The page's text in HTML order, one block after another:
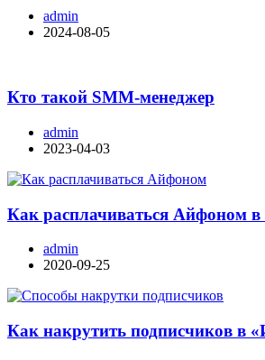
admin
2024-08-05
Кто такой SMM-менеджер
admin
2023-04-03
Как расплачиваться Айфоном в
admin
2020-09-25
Как накрутить подписчиков в